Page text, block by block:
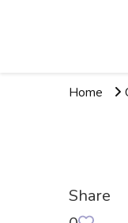
Home
Share